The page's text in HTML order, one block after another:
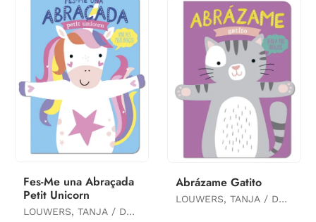
Fes-Me una Abraçada
Petit Unicorn
LOUWERS, TANJA / DE
Abrázame Gatito
LOUWERS, TANJA / DE